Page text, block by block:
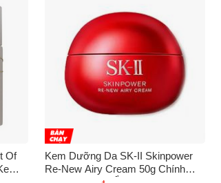
Of
Kem Dưỡng Da SK-II Skinpower
Re-New Airy Cream 50g Chính